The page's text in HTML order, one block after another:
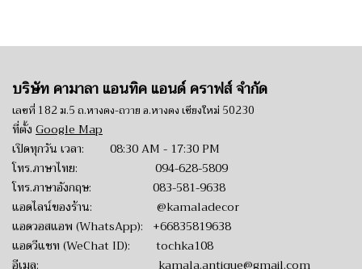
บริษัท คามาลา แอนทิค แอนด์ คราฟส์ จำกัด
เลขที่ 182 ม.5 ถ.หางดง-ถวาย อ.หางดง เชียงใหม่ 50230
ที่ตั้ง Google Map
เปิดทุกวัน เวลา: 08:30 AM - 17:30 PM
โทร.ภาษาไทย: 094-628-5809
โทร.ภาษาอังกฤษ: 083-581-9638
แอดไลน์ของร้าน: @kamaladecor
แอดวอสแอพ (WhatsApp): +66835819638
แอดวีแชท (WeChat ID): tochka108
อีเมล: kamala.antique@gmail.com